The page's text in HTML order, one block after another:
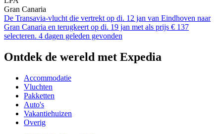
Gran Canaria
De Transavia-vlucht die vertrekt op di. 12 jan van Eindhoven naar
Gran Canaria en terugkeert op di. 19 jan met als prijs € 137
selecteren. 4 dagen geleden gevonden
Ontdek de wereld met Expedia
Accommodatie
Vluchten
Pakketten
Auto's
Vakantiehuizen
Overig